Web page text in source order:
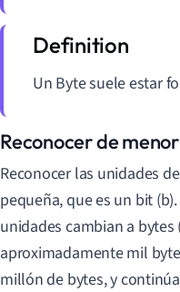
Un Byte suele estar
Reconocer de
Reconocer las unidades
pequeña, que es un bit
unidades cambian a
aproximadamente mil
millón de bytes, y